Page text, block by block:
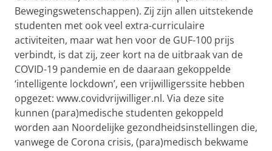
Bewegingswetenschappen). Zij zijn allen uitstekende
studenten met ook veel extra-curriculaire
activiteiten, maar wat hen voor de GUF-100 prijs
verbindt, is dat zij, zeer kort na de uitbraak van de
COVID-19 pandemie en de daaraan gekoppelde
‘intelligente lockdown’, een vrijwilligerssite hebben
opgezet: www.covidvrijwilliger.nl. Via deze site
kunnen (para)medische studenten gekoppeld
worden aan Noordelijke gezondheidsinstellingen die,
vanwege de Corona crisis, (para)medisch bekwame